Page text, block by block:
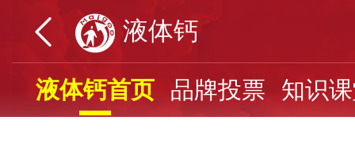
液体钙
液体钙首页 品牌投票 知识